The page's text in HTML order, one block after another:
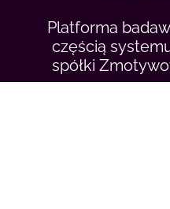
Platforma
częścią
spółki